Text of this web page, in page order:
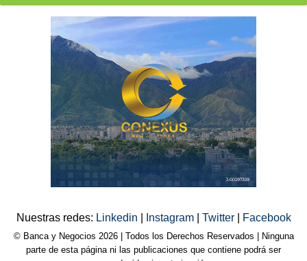
Nuestras redes: Linkedin Instagram Twitter Facebook
© Banca y Negocios 2026 | Todos los Derechos Reservados | Ninguna
parte de esta página ni las publicaciones que contiene podrá ser